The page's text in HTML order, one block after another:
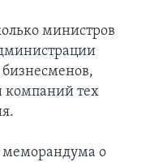
министров
бизнесменов,
компаний тех
меморандума о